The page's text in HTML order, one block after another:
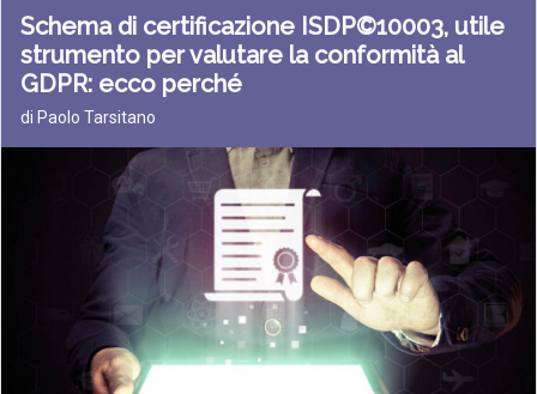
Schema di certificazione ISDP©10003, utile
strumento per valutare la conformità al
GDPR: ecco perché
di Paolo Tarsitano